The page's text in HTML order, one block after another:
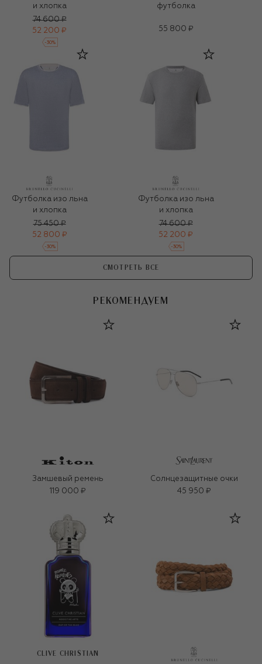
и хлопка
74 600 ₽
52 200 ₽
-30%
футболка
55 800 ₽
Футболка изо льна
и хлопка
75 450 ₽
52 800 ₽
-30%
Футболка изо льна
и хлопка
74 600 ₽
52 200 ₽
-30%
СМОТРЕТЬ ВСЕ
РЕКОМЕНДУЕМ
Замшевый ремень
119 000 ₽
Солнцезащитные очки
45 950 ₽
CLIVE CHRISTIAN